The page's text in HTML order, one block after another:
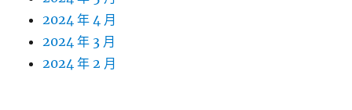
2024 年 4 月
2024 年 3 月
2024 年 2 月